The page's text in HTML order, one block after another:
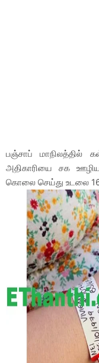
பஞ்சாப் மாநிலத்தில்
அதிகாரியை சக
கொலை செய்து உடலை